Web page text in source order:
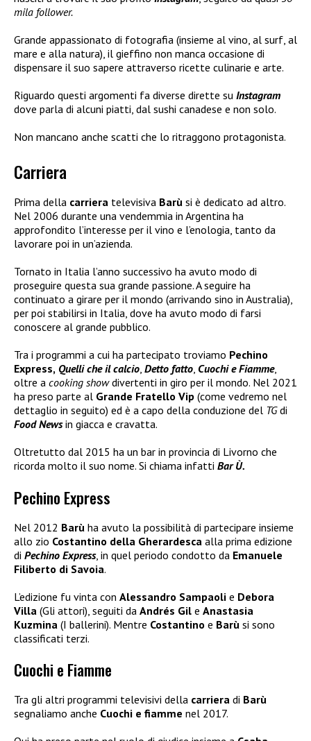
mila follower.
Grande appassionato di fotografia (insieme al vino, al surf, al
mare e alla natura), il gieffino non manca occasione di
dispensare il suo sapere attraverso ricette culinarie e arte.
Riguardo questi argomenti fa diverse dirette su Instagram
dove parla di alcuni piatti, dal sushi canadese e non solo.
Non mancano anche scatti che lo ritraggono protagonista.
Carriera
Prima della carriera televisiva Barù si è dedicato ad altro.
Nel 2006 durante una vendemmia in Argentina ha
approfondito l’interesse per il vino e l’enologia, tanto da
lavorare poi in un’azienda.
Tornato in Italia l’anno successivo ha avuto modo di
proseguire questa sua grande passione. A seguire ha
continuato a girare per il mondo (arrivando sino in Australia),
per poi stabilirsi in Italia, dove ha avuto modo di farsi
conoscere al grande pubblico.
Tra i programmi a cui ha partecipato troviamo Pechino
Express, Quelli che il calcio, Detto fatto, Cuochi e Fiamme,
oltre a cooking showdivertenti in giro per il mondo. Nel 2021
ha preso parte al Grande Fratello Vip (come vedremo nel
dettaglio in seguito) ed è a capo della conduzione del TGdi
Food Newsin giacca e cravatta.
Oltretutto dal 2015 ha un bar in provincia di Livorno che
ricorda molto il suo nome. Si chiama infatti Bar Ù.
Pechino Express
Nel 2012 Barù ha avuto la possibilità di partecipare insieme
allo zio Costantino della Gherardesca alla prima edizione
di Pechino Express, in quel periodo condotto da Emanuele
Filiberto di Savoia.
L’edizione fu vinta con Alessandro Sampaoli e Debora
Villa (Gli attori), seguiti da Andrés Gil e Anastasia
Kuzmina (I ballerini). Mentre Costantino e Barù si sono
classificati terzi.
Cuochi e Fiamme
Tra gli altri programmi televisivi della carriera di Barù
segnaliamo anche Cuochi e fiamme nel 2017.